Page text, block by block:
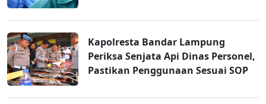
Kapolresta Bandar Lampung
Periksa Senjata Api Dinas Personel,
Pastikan Penggunaan Sesuai SOP